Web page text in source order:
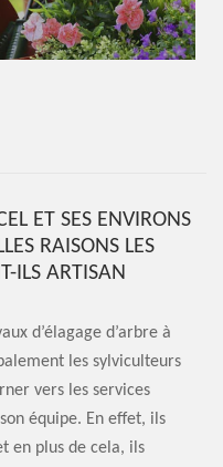
ET SES ENVIRONS
RAISONS LES
ILS ARTISAN
d’élagage d’arbre à
les sylviculteurs
vers les services
équipe. En effet, ils
en plus de cela, ils